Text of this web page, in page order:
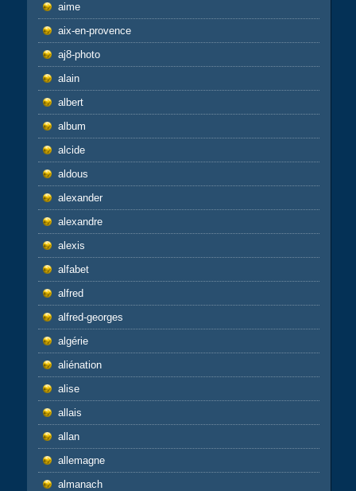
aime
aix-en-provence
aj8-photo
alain
albert
album
alcide
aldous
alexander
alexandre
alexis
alfabet
alfred
alfred-georges
algérie
aliénation
alise
allais
allan
allemagne
almanach